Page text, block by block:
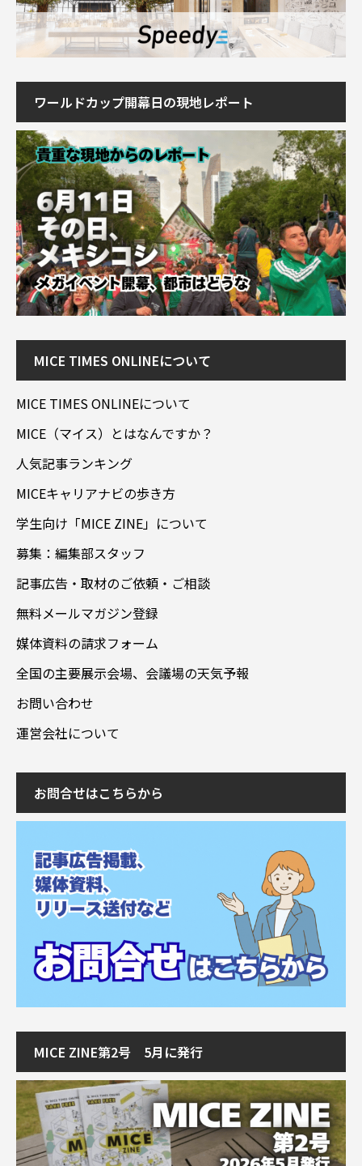
ワールドカップ開幕日の現地レポート
MICE TIMES ONLINEについて
MICE TIMES ONLINEについて
MICE（マイス）とはなんですか？
人気記事ランキング
MICEキャリアナビの歩き方
学生向け「MICE ZINE」について
募集：編集部スタッフ
記事広告・取材のご依頼・ご相談
無料メールマガジン登録
媒体資料の請求フォーム
全国の主要展示会場、会議場の天気予報
お問い合わせ
運営会社について
お問合せはこちらから
MICE ZINE第2号 5月に発行